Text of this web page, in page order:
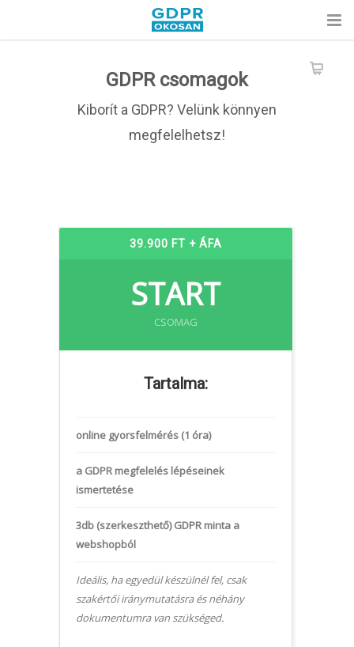
GDPR csomagok
Kiborít a GDPR? Velünk könnyen
megfelelhetsz!
39.900 FT + ÁFA
START
CSOMAG
Tartalma:
online gyorsfelmérés (1 óra)
a GDPR megfelelés lépéseinek
ismertetése
3db (szerkeszthető) GDPR minta a
webshopból
Ideális, ha egyedül készülnél fel, csak
szakértői iránymutatásra és néhány
dokumentumra van szükséged.